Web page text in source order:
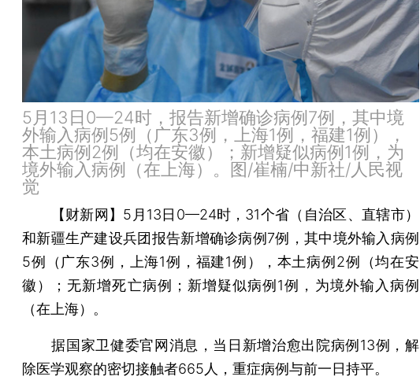
5月13日0—24时，报告新增确诊病例7例，其中境
外输入病例5例（广东3例，上海1例，福建1例），
本土病例2例（均在安徽）；新增疑似病例1例，为
境外输入病例（在上海）。图/崔楠/中新社/人民视
觉
【财新网】 5月13日0—24时，31个省（自治区、直辖市）
和新疆生产建设兵团报告新增确诊病例7例，其中境外输入病例
5例（广东3例，上海1例，福建1例），本土病例2例（均在安
徽）；无新增死亡病例；新增疑似病例1例，为境外输入病例
（在上海）。
据国家卫健委官网消息，当日新增治愈出院病例13例，解
除医学观察的密切接触者665人，重症病例与前一日持平。